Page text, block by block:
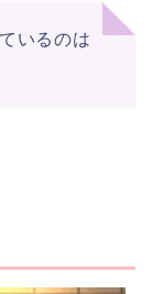
いるのは